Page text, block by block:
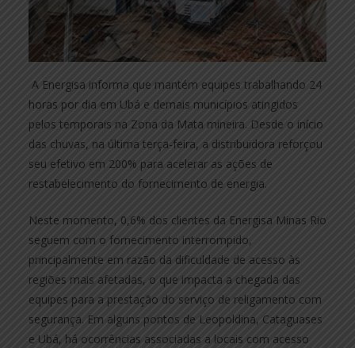
A Energisa informa que mantém equipes trabalhando 24
horas por dia em Ubá e demais municípios atingidos
pelos temporais na Zona da Mata mineira. Desde o início
das chuvas, na última terça-feira, a distribuidora reforçou
seu efetivo em 200% para acelerar as ações de
restabelecimento do fornecimento de energia.
Neste momento, 0,6% dos clientes da Energisa Minas Rio
seguem com o fornecimento interrompido,
principalmente em razão da dificuldade de acesso às
regiões mais afetadas, o que impacta a chegada das
equipes para a prestação do serviço de religamento com
segurança. Em alguns pontos de Leopoldina, Cataguases
e Ubá, há ocorrências associadas a locais com acesso